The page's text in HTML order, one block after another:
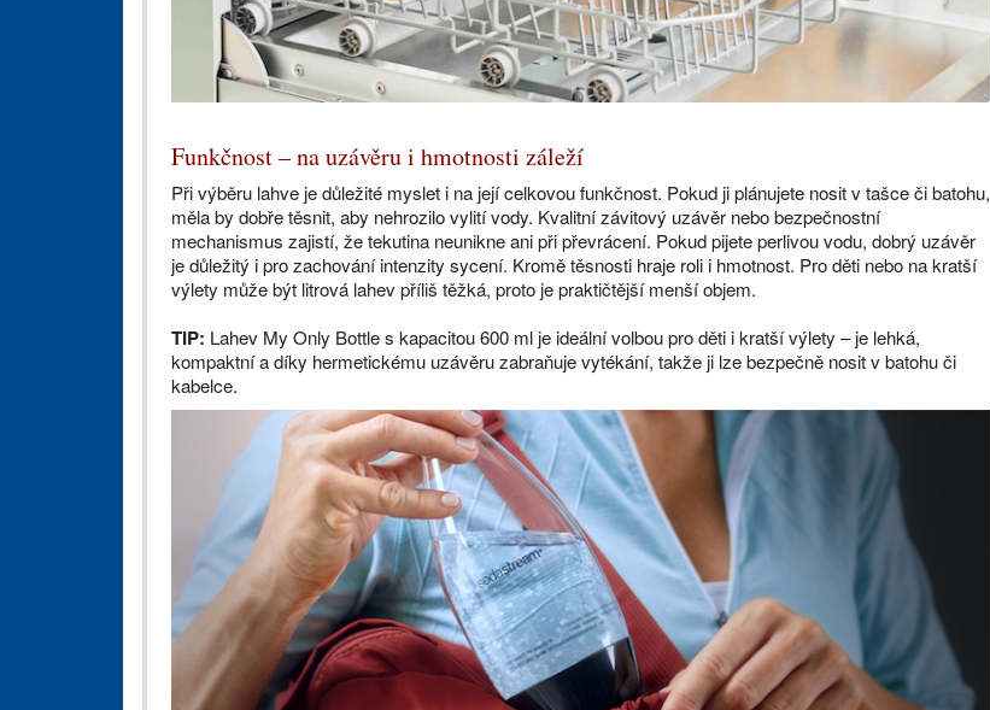
Funkčnost – na uzávěru i hmotnosti záleží
Při výběru lahve je důležité myslet i na její celkovou funkčnost. Pokud ji plánujete nosit v tašce či batohu,
měla by dobře těsnit, aby nehrozilo vylití vody. Kvalitní závitový uzávěr nebo bezpečnostní
mechanismus zajistí, že tekutina neunikne ani při převrácení. Pokud pijete perlivou vodu, dobrý uzávěr
je důležitý i pro zachování intenzity sycení. Kromě těsnosti hraje roli i hmotnost. Pro děti nebo na kratší
výlety může být litrová lahev příliš těžká, proto je praktičtější menší objem.
TIP: Lahev My Only Bottle s kapacitou 600 ml je ideální volbou pro děti i kratší výlety – je lehká,
kompaktní a díky hermetickému uzávěru zabraňuje vytékání, takže ji lze bezpečně nosit v batohu či
kabelce.